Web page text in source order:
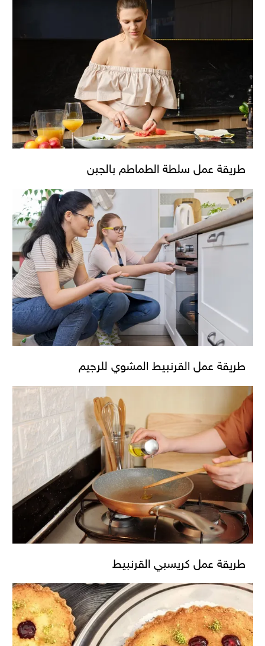
طريقة عمل سلطة الطماطم بالجبن
طريقة عمل القرنبيط المشوي للرجيم
طريقة عمل كريسبي القرنبيط